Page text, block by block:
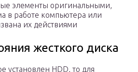
элементы оригинальными,
в работе компьютера или
их действиями
жесткого диска
установлен HDD, то для